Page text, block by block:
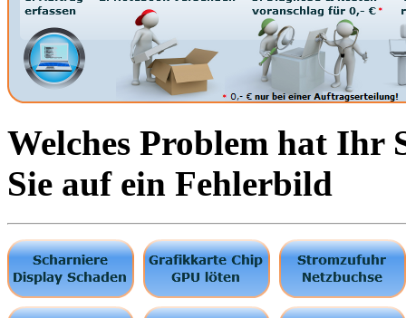
Welches Problem hat Ihr
Sie auf ein Fehlerbild